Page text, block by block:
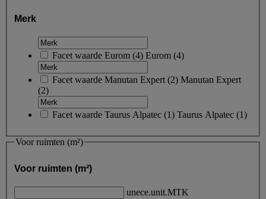
Merk
Facet waarde Eurom (4) Eurom (4)
Facet waarde Manutan Expert (2) Manutan Expert
(2)
Facet waarde Taurus Alpatec (1) Taurus Alpatec (1)
Voor ruimten (m²)
Voor ruimten (m²)
unece.unit.MTK